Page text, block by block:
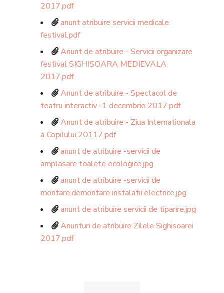
2017.pdf
anunt atribuire servicii medicale
festival.pdf
Anunt de atribuire - Servicii organizare
festival SIGHISOARA MEDIEVALA
2017.pdf
Anunt de atribuire - Spectacol de
teatru interactiv -1 decembrie 2017.pdf
Anunt de atribuire - Ziua Internationala
a Copilului 20117.pdf
anunt de atribuire -servicii de
amplasare toalete ecologice.jpg
anunt de atribuire -servicii de
montare,demontare instalatii electrice.jpg
anunt de atribuire servicii de tiparire.jpg
Anunturi de atribuire Zilele Sighisoarei
2017.pdf